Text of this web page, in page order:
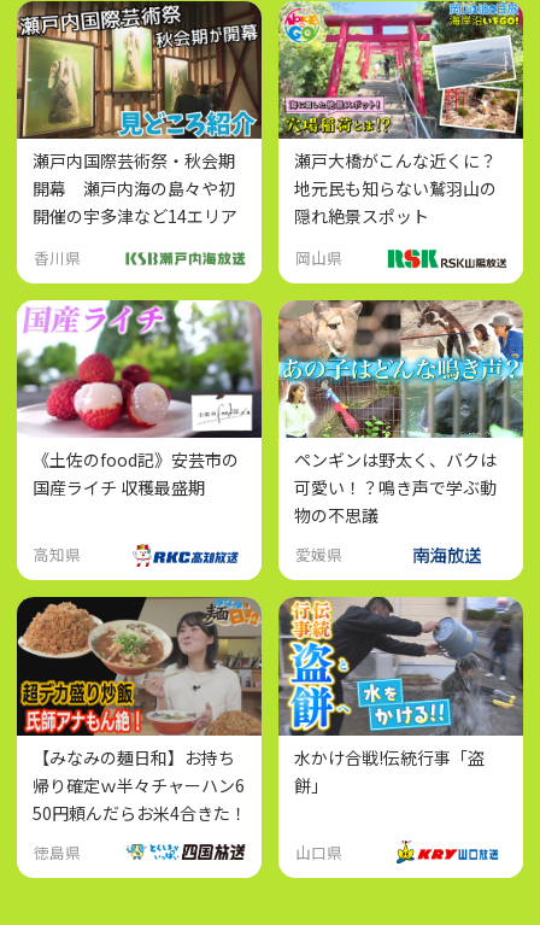
瀬戸内国際芸術祭・秋会期
開幕 瀬戸内海の島々や初
開催の宇多津など14エリア
香川県
瀬戸大橋がこんな近くに？
地元民も知らない鷲羽山の
隠れ絶景スポット
岡山県
《土佐のfood記》安芸市の
国産ライチ 収穫最盛期
高知県
ペンギンは野太く、バクは
可愛い！？鳴き声で学ぶ動
物の不思議
愛媛県
【みなみの麺日和】お持ち
帰り確定ｗ半々チャーハン6
50円頼んだらお米4合きた！
徳島県
水かけ合戦!伝統行事「盗
餅」
山口県